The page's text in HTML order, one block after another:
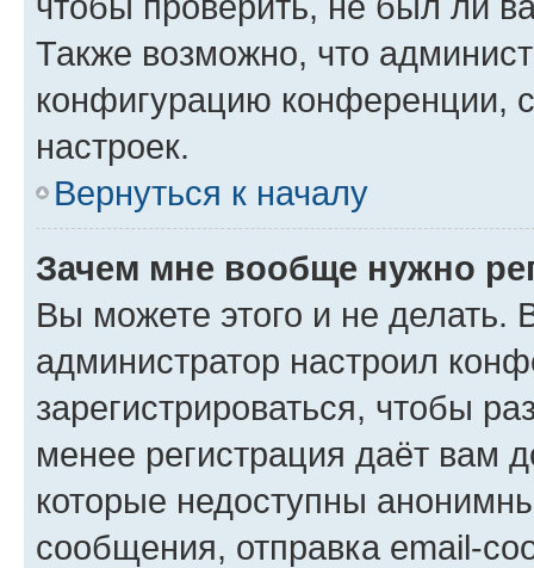
Также возможно, что
конфигурацию конференции,
настроек.
Вернуться к началу
Зачем мне вообще нужно
Вы можете этого и не делать.
администратор настроил
зарегистрироваться, чтобы
менее регистрация даёт вам
которые недоступны
сообщения, отправка email-